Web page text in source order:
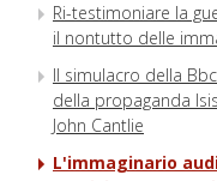
Ri-testimoniare la
il nontutto delle
Il simulacro della
della propaganda
John Cantlie
L'immaginario